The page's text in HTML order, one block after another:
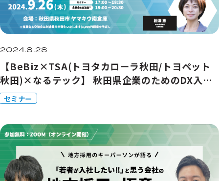
2024.8.28
【BeBiz×TSA(トヨタカローラ秋田/トヨペット
秋田)×なるテック】 秋田県企業のためのDX入門
〜業務効率化と持続可能な成長を目指して〜
セミナー